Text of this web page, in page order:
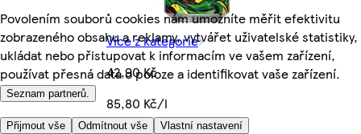
Povolením souborů cookies nám umožníte měřit efektivitu
zobrazeného obsahu a reklamy, vytvářet uživatelské statistiky,
ukládat nebo přistupovat k informacím ve vašem zařízení,
používat přesná data o poloze a identifikovat vaše zařízení.
Seznam partnerů.
Přijmout vše Odmítnout vše Vlastní nastavení
Více z kategorie
42,90 Kč
85,80 Kč/l